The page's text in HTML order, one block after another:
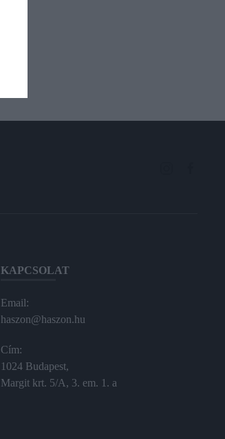
KAPCSOLAT
Email:
haszon@haszon.hu
Cím:
1024 Budapest,
Margit krt. 5/A, 3. em. 1. a